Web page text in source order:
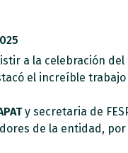
a la celebración del
el increíble
y secretaria de
de la entidad,